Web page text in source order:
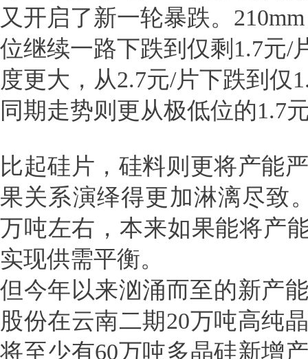
又开启了新一轮暴跌。
位继续一路下跌到仅剩1.7元/
度更大，从2.7元/片下跌到仅
同期走势则更从极低位的1.7
比起硅片，硅料则更将产能
果关系演绎得更加淋漓尽致
万吨左右，本来如果能将产
实现供需平衡。
但今年以来汹涌而至的新产
股份在云南二期20万吨高纯
将至少有60万吨多晶硅新增